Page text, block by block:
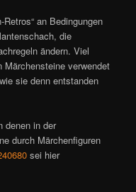
an Bedingungen
die
ändern. Viel
Märchensteine verwendet
sie denn entstanden
denen in der
durch Märchenfiguren
sei hier